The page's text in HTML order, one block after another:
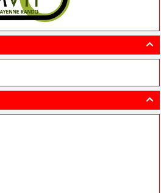

